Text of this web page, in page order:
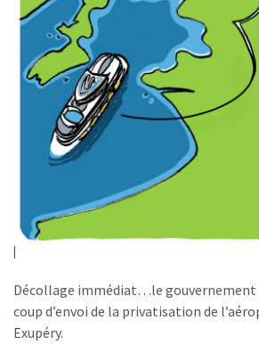
Décollage immédiat…le gouvernement
coup d’envoi de la privatisation de
Exupéry.